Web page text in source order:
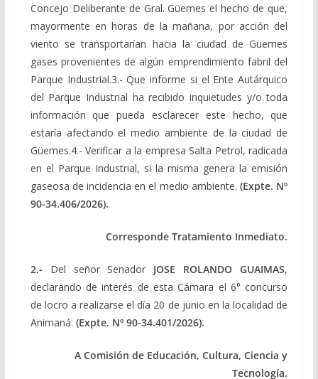
Concejo Deliberante de Gral. Güemes el hecho de que,
mayormente en horas de la mañana, por acción del
viento se transportarían hacia la ciudad de Güemes
gases provenientes de algún emprendimiento fabril del
Parque Industrial.3.- Que informe si el Ente Autárquico
del Parque Industrial ha recibido inquietudes y/o toda
información que pueda esclarecer este hecho, que
estaría afectando el medio ambiente de la ciudad de
Güemes.4.- Verificar a la empresa Salta Petrol, radicada
en el Parque Industrial, si la misma genera la emisión
gaseosa de incidencia en el medio ambiente.(Expte. Nº
90-34.406/2026).
Corresponde Tratamiento Inmediato.
2.- Del señor Senador JOSE ROLANDO GUAIMAS,
declarando de interés de esta Cámara el 6° concurso
de locro a realizarse el día 20 de junio en la localidad de
Animaná. (Expte. Nº 90-34.401/2026).
A Comisión de Educación, Cultura, Ciencia y
Tecnología.